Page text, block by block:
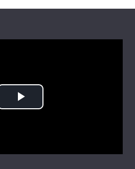
Регіони
Думки
Вакансії
Play